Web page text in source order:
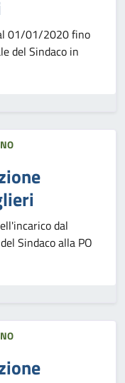
01/01/2020 fino
del Sindaco in
dal
Sindaco alla PO